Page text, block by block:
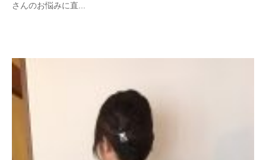
さんのお悩みに直...